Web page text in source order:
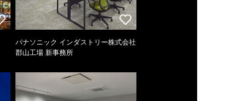
パナソニック インダストリー株式会社
郡山工場 新事務所